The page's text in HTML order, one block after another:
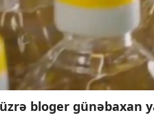
bloger günəbaxan